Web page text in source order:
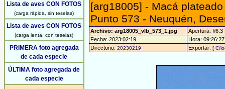
Lista de aves CON FOTOS
(carga rápida, sin teselas)
Lista de aves CON FOTOS
(carga lenta, con teselas)
PRIMERA foto agregada
de cada especie
ÚLTIMA foto agregada de
cada especie
[arg18005] - Macá
Punto 573 - Neuquén,
Archivo: arg18005_vlb_573_1.jpg
Apertura: f/6.3
Fecha: 2023:02:19
Hora:
Directorio: 20230219 Exportar: [ C/